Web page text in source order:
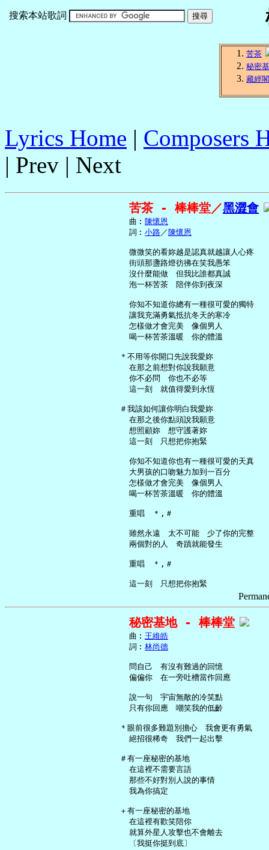
搜索本站歌詞
苦茶
秘密
藏經閣
Lyrics Home | Composers
| Prev | Next
苦茶 - 棒棒堂／黑澀會
     曲︰
陳懷恩
     詞︰
小路／ 陳懷恩
     微微笑的看妳越是認真就越讓人心疼
     街頭那盞路燈彷彿在笑我愚笨
     沒什麼能做　但我比誰都真誠
     泡一杯苦茶　陪伴你到夜深
     你知不知道你總有一種很可愛的獨特
     讓我充滿勇氣抵抗冬天的寒冷
     怎樣做才會完美　像個男人
     喝一杯苦茶溫暖　你的體溫
   ＊不用等你開口先說我愛妳
     在那之前想對你說我願意
     你不必問　你也不必等
     這一刻　就值得愛到永恆
   ＃我該如何讓你明白我愛妳
     在那之後你點頭說我願意
     想照顧妳　想守護著妳
     這一刻　只想把你抱緊
     你知不知道你也有一種很可愛的天真
     大男孩的口吻魅力加到一百分
     怎樣做才會完美　像個男人
     喝一杯苦茶溫暖　你的體溫
     重唱　＊,＃
     雖然永遠　太不可能　少了你的完整
     兩個對的人　奇蹟就能發生
     重唱　＊,＃
秘密基地 - 棒棒堂
     曲︰
王維皓
     詞︰
林尚德
     問自己　有沒有難過的回憶
     偏偏你　在一旁吐槽當作回應
     說一句　宇宙無敵的冷笑點
     只有你回應　嘲笑我的低齡
   ＊眼前很多難題別擔心　我會更有勇氣
     絕招很稀奇　我們一起出擊
   ＃有一座秘密的基地
     在這裡不需要言語
     那些不好對別人說的事情
     我為你搞定
   ＋有一座秘密的基地
     在這裡有歡笑陪你
     就算外星人攻擊也不會離去
     〔我挺你挺到底〕